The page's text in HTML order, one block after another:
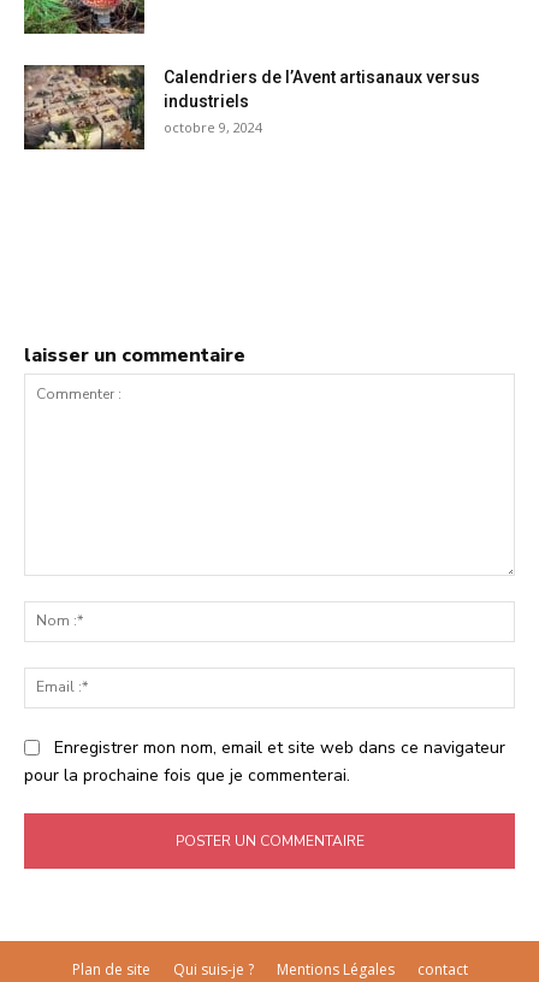
Calendriers de l’Avent artisanaux versus
industriels
octobre 9, 2024
laisser un commentaire
:*
:*
Enregistrer mon nom, email et site web dans ce navigateur
pour la prochaine fois que je commenterai.
Plan de site Qui suis-je ? Mentions Légales contact